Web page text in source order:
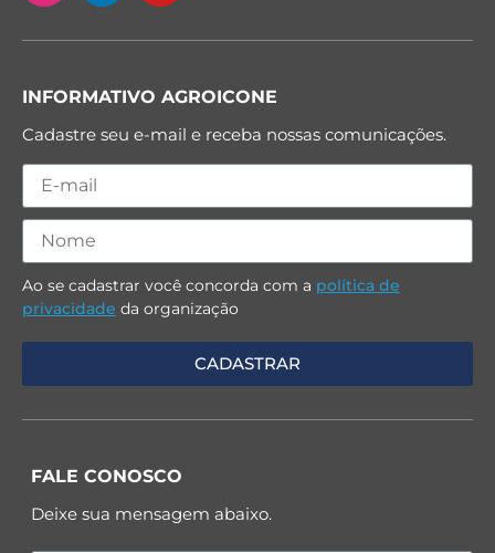
INFORMATIVO AGROICONE
Cadastre seu e-mail e receba nossas comunicações.
Ao se cadastrar você concorda com a política de
privacidade da organização
FALE CONOSCO
Deixe sua mensagem abaixo.